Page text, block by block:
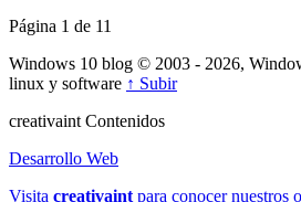
Página 1 de 11
Windows 10 blog © 2003 - 2026,
linux y software ↑ Subir
creativaint Contenidos
Desarrollo Web
Visita creativaint para conocer nuestros